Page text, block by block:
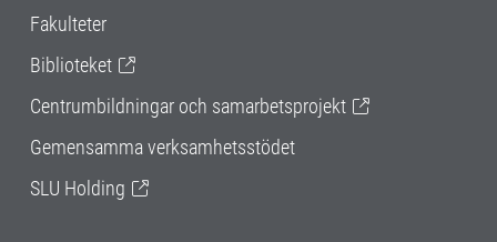
Fakulteter
Biblioteket
Centrumbildningar och samarbetsprojekt
Gemensamma verksamhetsstödet
SLU Holding